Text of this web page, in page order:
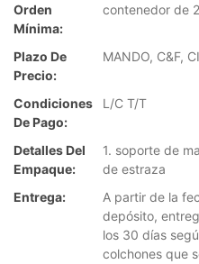
Orden
Mínima:
contenedor de
Plazo De
Precio:
MANDO, C&F,
Condiciones
De Pago:
L/C T/T
Detalles Del
Empaque:
1. soporte de
de estraza
Entrega:
A partir de la
depósito,
los 30 días
colchones que